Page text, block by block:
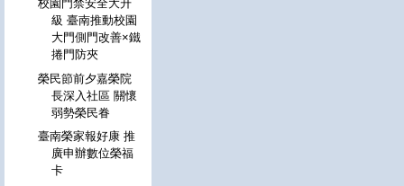
校園門禁安全大升
級 臺南推動校園
大門側門改善×鐵
捲門防夾
榮民節前夕嘉榮院
長深入社區 關懷
弱勢榮民眷
臺南榮家報好康 推
廣申辦數位榮福
卡